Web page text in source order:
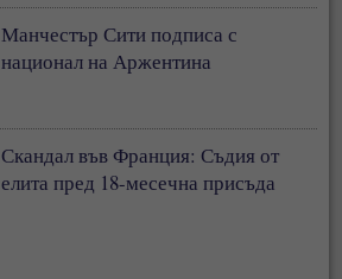
Манчестър Сити подписа с
национал на Аржентина
Скандал във Франция: Съдия от
елита пред 18-месечна присъда